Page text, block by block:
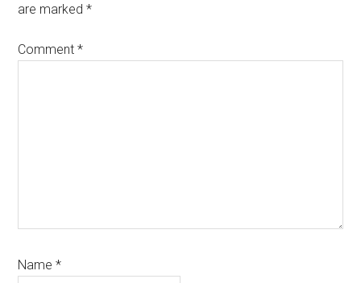
are marked*
Comment*
Name*